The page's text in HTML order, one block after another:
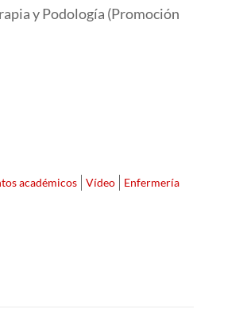
y Podología (Promoción
académicos Vídeo Enfermería